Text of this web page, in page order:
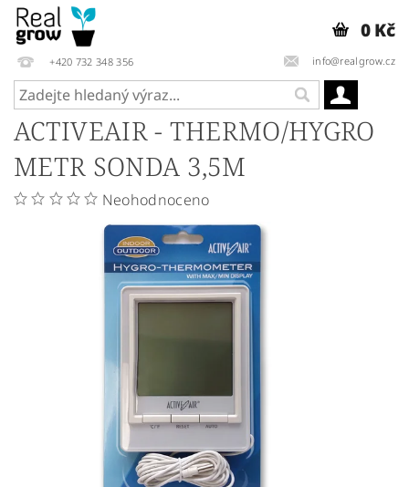
+420 732 348 356 info@realgrow.cz
0 Kč
ACTIVEAIR - THERMO/HYGRO
METR SONDA 3,5M
Neohodnoceno